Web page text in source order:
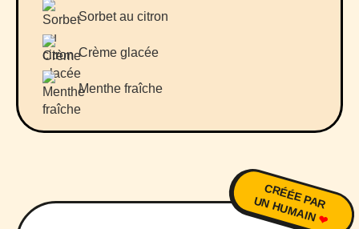
Sorbet au citron
Crème glacée
Menthe fraîche
CRÉÉE PAR
UN HUMAIN❤